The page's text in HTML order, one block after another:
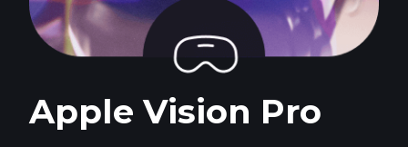
Apple Vision Pro